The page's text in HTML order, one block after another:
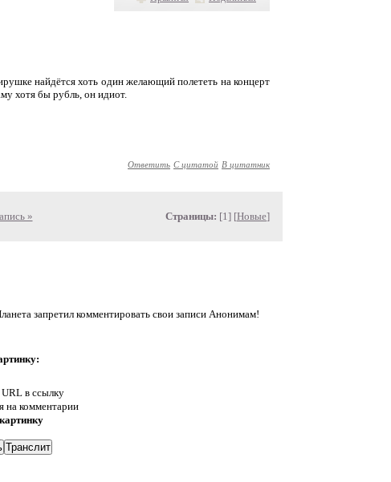
найдётся хоть один желающий полететь на концерт
хотя бы рубль, он идиот.
Ответить С цитатой В цитатник
» Страницы: [1] [Новые]
запретил комментировать свои записи Анонимам!
в ссылку
на комментарии